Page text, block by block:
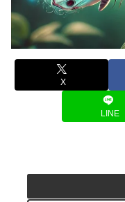
X
LINE